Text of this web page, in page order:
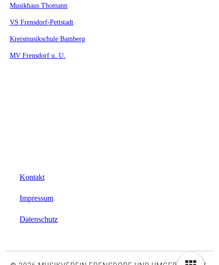
Musikhaus Thomann
VS Frensdorf-Pettstadt
Kreismusikschule Bamberg
MV Frensdorf u. U.
Kontakt
Impressum
Datenschutz